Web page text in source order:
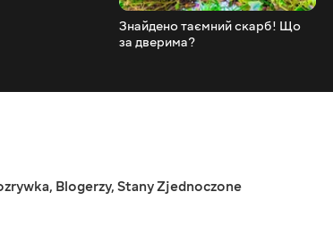
Знайдено таємний скарб! Що
за дверима?
, Blogerzy, Stany Zjednoczone